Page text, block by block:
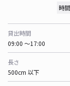
時
貸出時間
09:00 〜17:00
長さ
500cm 以下